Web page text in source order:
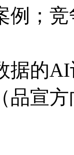
例；
据的
品宣